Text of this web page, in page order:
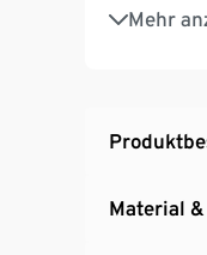
Mehr
Softes,
Material